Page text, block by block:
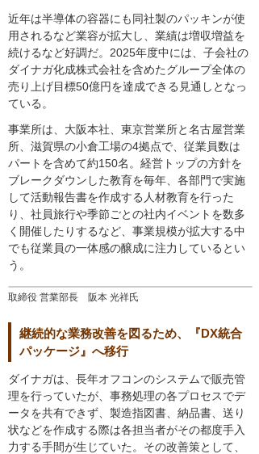
取締役 営業部長 阪本 光祥氏
近年は半導体の容器にも同社製のパッキンが使
用されるなど業容が拡大し、業績は増収増益を
続けるなど好調だ。2025年度中には、子会社の
ダイナガ化成株式会社を含めたグループ全体の
売り上げ目標50億円を達成できる見通しとなっ
ている。
事業所は、大阪本社、東京営業所と名古屋営業
所、滋賀県の小倉工場の4拠点で、従業員数は
パートを含めて約150名。経営トップの方針を
ブレークダウンした教育を毎年、各部門で実施
して活動報告書を作成する人材教育を行った
り、社員旅行や季節ごとの社内イベントを数多
く開催したりするなど、事業規模が拡大する中
でも従業員の一体感の醸成に注力しているとい
う。
継続的な業務改善を図るため、『DX統合
パッケージ』へ移行
ダイナガは、長年オフコンのシステムで販売管
理を行っていたが、事務処理の各プロセスでデ
ータを共有できず、製造指図書、納品書、送り
状などを作成する際は各担当者がその都度手入
力する手間が生じていた。その改善策として、